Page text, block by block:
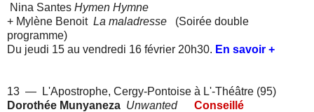
Nina Santes Hymen Hymne
+ Mylène Benoit La maladresse (Soirée double
programme)
Du jeudi 15 au vendredi 16 février 20h30. En savoir +
13 — L'Apostrophe, Cergy-Pontoise à L'-Théâtre (95)
Dorothée Munyaneza Unwanted
Conseillé